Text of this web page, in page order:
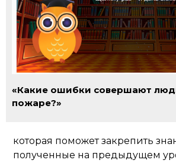
«Какие ошибки совершают
пожаре?»
которая поможет закрепить
полученные на предыдущем